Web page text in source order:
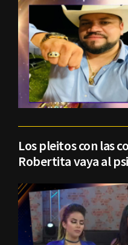
Los pleitos con las
Robertita vaya al